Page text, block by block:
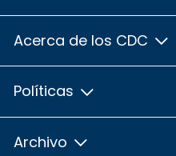
Acerca de los CDC
Políticas
Archivo